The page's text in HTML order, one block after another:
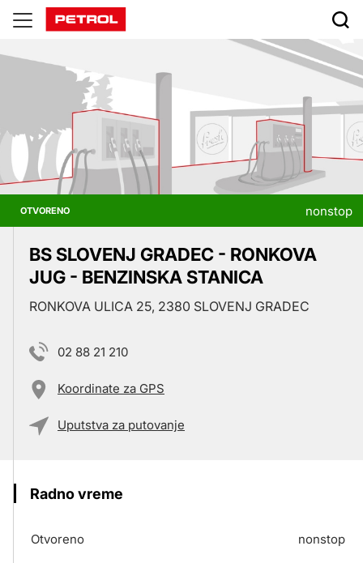
Prodajna
mesta
OTVORENO nonstop
BS SLOVENJ GRADEC - RONKOVA
JUG - BENZINSKA STANICA
RONKOVA ULICA 25, 2380 SLOVENJ GRADEC
02 88 21 210
Koordinate za GPS
Uputstva za putovanje
Radno vreme
Otvoreno nonstop